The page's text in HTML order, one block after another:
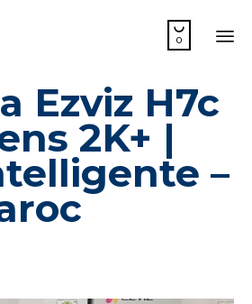

0
Ezviz H7c
2K+ |
–